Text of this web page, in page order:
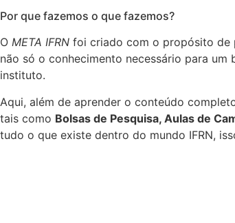
Por que fazemos o que fazemos?
O META IFRN foi criado com o propósito de
não só o conhecimento necessário para um
instituto.
Aqui, além de aprender o conteúdo
tais como Bolsas de Pesquisa, Aulas de
tudo o que existe dentro do mundo IFRN,